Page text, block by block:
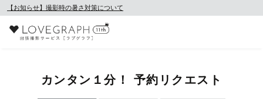
【お知らせ】撮影時の暑さ対策について
カンタン１分！ 予約リクエスト